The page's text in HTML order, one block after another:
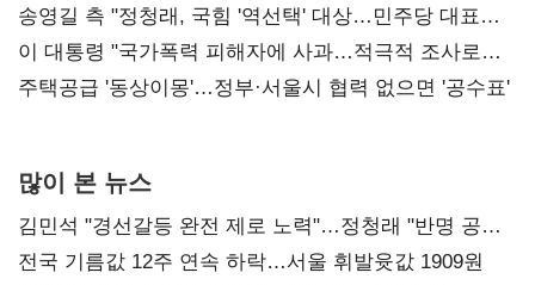
리모델링' 제안
송영길 측 "정청래, 국힘 '역선택' 대상…민주당 대표로
총선 지휘 못해"
이 대통령 "국가폭력 피해자에 사과…적극적 조사로
진실 밝혀야"
주택공급 '동상이몽'…정부·서울시 협력 없으면 '공수표'
많이 본 뉴스
김민석 "경선갈등 완전 제로 노력"…정청래 "반명 공세
사과부터"
전국 기름값 12주 연속 하락…서울 휘발윳값 1909원